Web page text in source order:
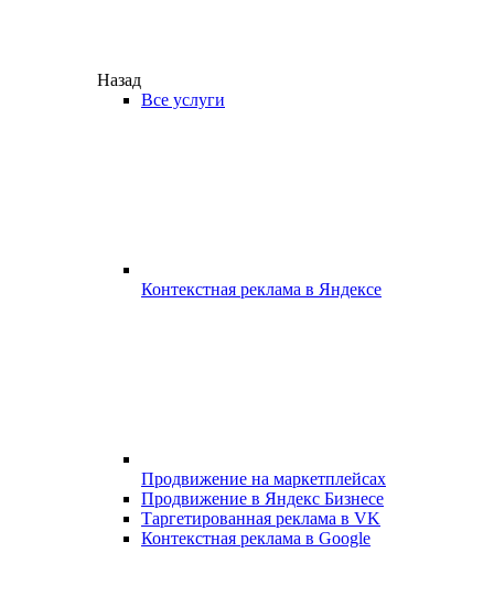
Назад
Все услуги
Контекстная реклама в Яндексе
Продвижение на маркетплейсах
Продвижение в Яндекс Бизнесе
Таргетированная реклама в VK
Контекстная реклама в Google